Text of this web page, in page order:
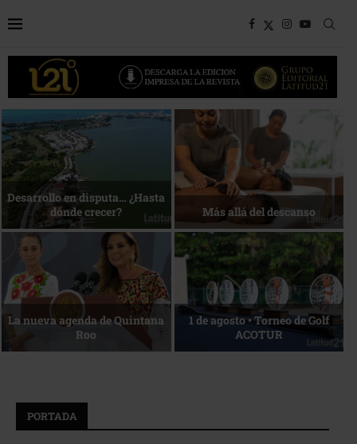
Bottega, un viaje servido a la
mesa
Energía que Impulsa la
competitividad
Reconocimiento de viajeros La esencia del servicio
PORTADA